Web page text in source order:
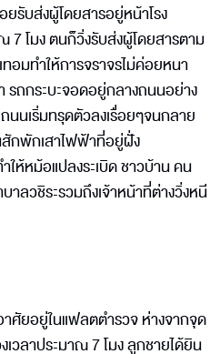
รับส่งผู้โดยสารอยู่หน้าโรง
โมง ตนก็วิ่งรับส่งผู้โดยสารตาม
อมทำให้การจราจรไม่ค่อยหนา
รถกระบะจอดอยู่กลางถนนอย่าง
นเริ่มทรุดตัวลงเรื่อยๆจนกลาย
กพักเสาไฟฟ้าที่อยู่ฝั่ง
ห้หม้อแปลงระเบิด ชาวบ้าน คน
ลวชิระรวมถึงเจ้าหน้าที่ต่างวิ่งหนี
ศัยอยู่ในแฟลตตำรวจ ห่างจากจุด
เวลาประมาณ 7 โมง ลูกชายได้ยิน